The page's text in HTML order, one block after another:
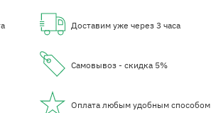
Доставим уже через 3 часа
Самовывоз - скидка 5%
Оплата любым удобным способом